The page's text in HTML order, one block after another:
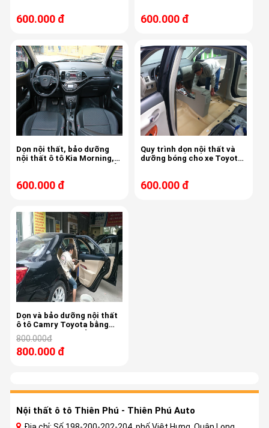
600.000 đ 600.000 đ
Dọn nội thất, bảo dưỡng
nội thất ô tô Kia Morning,
600.000 đ
Quy trình dọn nội thất và
dưỡng bóng cho xe Toyota
600.000 đ
Dọn và bảo dưỡng nội thất
ô tô Camry Toyota bằng
máy Automagic của USA
800.000đ
800.000 đ
Nội thất ô tô Thiên Phú - Thiên Phú Auto